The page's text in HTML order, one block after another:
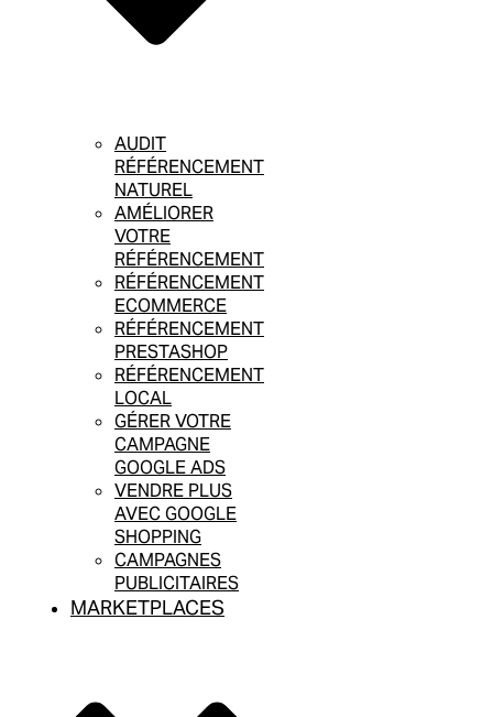
AUDIT
RÉFÉRENCEMENT
NATUREL
AMÉLIORER
VOTRE
RÉFÉRENCEMENT
RÉFÉRENCEMENT
ECOMMERCE
RÉFÉRENCEMENT
PRESTASHOP
RÉFÉRENCEMENT
LOCAL
GÉRER VOTRE
CAMPAGNE
GOOGLE ADS
VENDRE PLUS
AVEC GOOGLE
SHOPPING
CAMPAGNES
PUBLICITAIRES
MARKETPLACES